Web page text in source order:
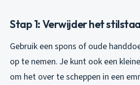
Stap 1: Verwijder het
Gebruik een spons of oude
op te nemen. Je kunt ook een
om het over te scheppen in een